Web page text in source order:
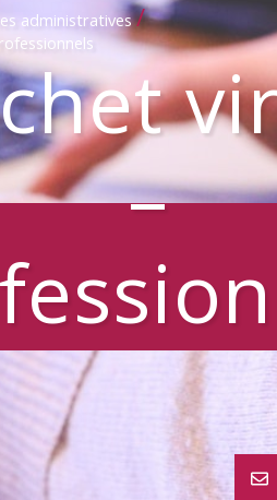
administratives /
–